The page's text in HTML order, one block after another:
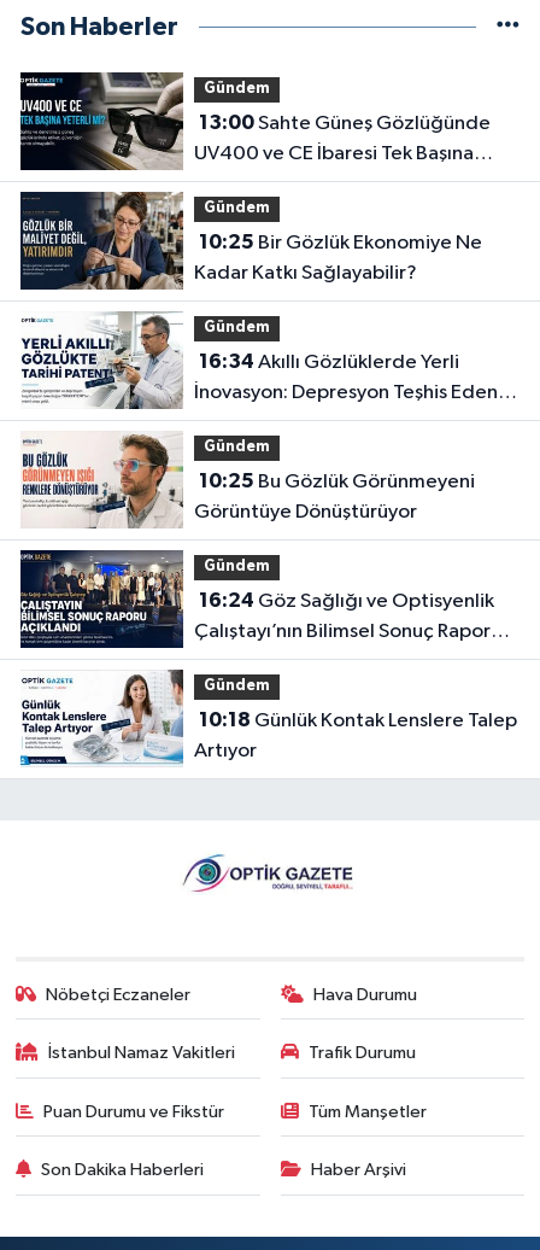
Son Haberler
Gündem
13:00Sahte Güneş Gözlüğünde
UV400 ve CE İbaresi Tek Başına
Yeterli mi?
Gündem
10:25
Kadar Katkı Sağlayabilir?
Gündem
16:34
İnovasyon: Depresyon Teşhis Eden
Gözlüğe Türkpatent Onayı
Gündem
10:25
Görüntüye Dönüştürüyor
Gündem
16:24
Çalıştayı’nın Bilimsel Sonuç Raporu
Açıklandı
Gündem
10:18
Artıyor
Nöbetçi Eczaneler Hava Durumu
İstanbul Namaz Vakitleri Trafik Durumu
Puan Durumu ve Fikstür Tüm Manşetler
Son Dakika Haberleri Haber Arşivi